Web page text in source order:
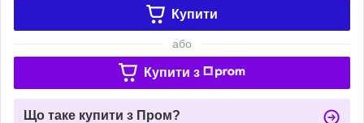
Купити
або
Купити з
Що таке купити з Пром?